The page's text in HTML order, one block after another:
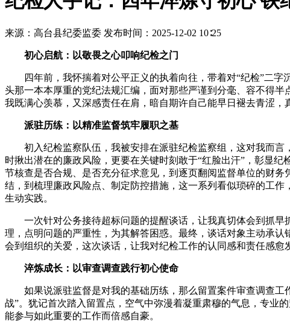
来源：高台县纪委监委 发布时间：2025-12-02 10∶25
初心启航：以敬畏之心叩响纪检之门
四年前，我怀揣着对公平正义的执着向往，带着对“纪检”二
头那一本本厚重的党纪法规汇编，面对那些严谨到分毫、容不得
我既满心羡慕，又深感责任在肩，暗自期许自己能早日褪去青涩，
派驻历练：以精准监督筑牢履职之基
初入纪检监察队伍，我被安排在派驻纪检监察组，这对我而
时揪出潜在的廉政风险，更要在关键时刻敢于“红脸出汗”，彰显
节核查是否合规、是否充分征求意见，到逐页翻阅监督单位的财
结，到梳理廉政风险点、制定防控措施，这一系列看似琐碎的工
生动实践。
一次针对公务接待超标问题的提醒谈话，让我真切体会到抓
理，点明问题的严重性，为其解答困惑。最终，谈话对象主动承
会到组织的关爱，这次谈话，让我对纪检工作的认同感和责任感愈
淬炼成长：以审查调查践行初心使命
如果说派驻监督是对我的基础历练，那么留置案件审查调查
战”。犹记首次踏入留置点，空气中弥漫着凝重肃穆的气息，专业
能参与如此重要的工作而倍感自豪。